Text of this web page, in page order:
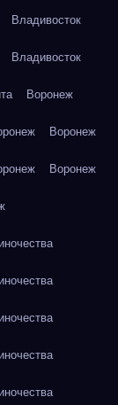
Владивосток
Владивосток
Воронеж
Воронеж
Воронеж